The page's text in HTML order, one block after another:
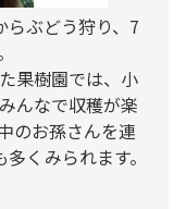
らぶどう狩り、7
果樹園では、小
んなで収穫が楽
のお孫さんを連
くみられます。